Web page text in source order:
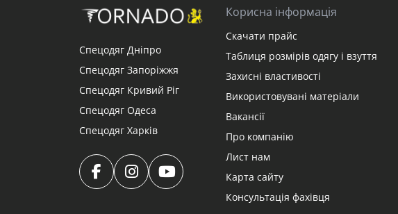
Спецодяг Дніпро
Спецодяг Запоріжжя
Спецодяг Кривий Ріг
Спецодяг Одеса
Спецодяг Харків
Корисна інформація
Скачати прайс
Таблиця розмірів одягу і взуття
Захисні властивості
Використовувані матеріали
Вакансії
Про компанію
Лист нам
Карта сайту
Консультація фахівця